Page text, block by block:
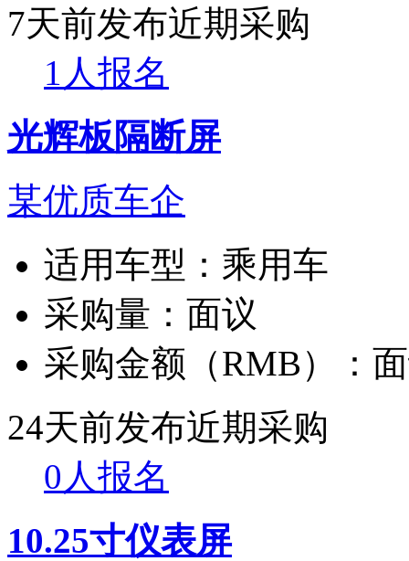
7天前发布近期采购
1人报名
光辉板隔断屏
某优质车企
适用车型： 乘用车
采购量： 面议
采购金额（RMB）：
24天前发布近期采购
0人报名
10.25寸仪表屏